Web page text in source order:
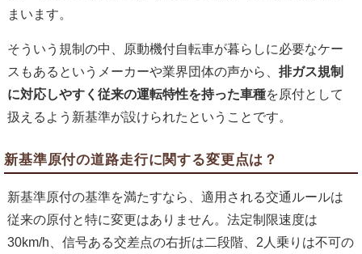
まいます。
そういう規制の中、原動機付自転車が暮らしに必要なケー
スもあるというメーカーや業界団体の声から、 排ガス規制
に対応しやすく従来の運転特性を持った車種を原付として
扱えるよう新基準が設けられたということです。
新基準原付の道路走行に関する変更点は？
新基準原付の基準を満たすなら、適用される交通ルールは
従来の原付と特に変更はありません。法定制限速度は
30km/h、信号ある交差点の右折は二段階、2人乗りは不可の